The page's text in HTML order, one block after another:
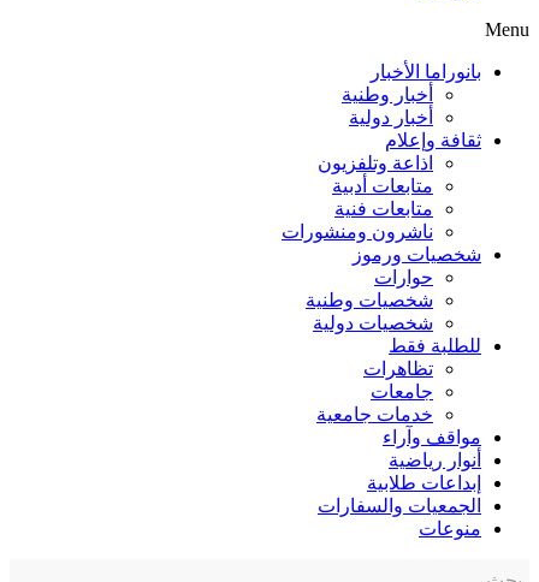
Menu
بانوراما الأخبار
أخبار وطنية
أخبار دولية
ثقافة وإعلام
اذاعة وتلفزيون
متابعات أدبية
متابعات فنية
ناشرون ومنشورات
شخصيات ورموز
حوارات
شخصيات وطنية
شخصيات دولية
للطلبة فقط
تظاهرات
جامعات
خدمات جامعية
مواقف وآراء
أنوار رياضية
إبداعات طلابية
الجمعيات والسفارات
منوعات